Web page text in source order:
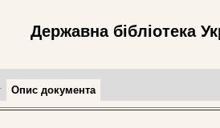
Державна бібліотека
Опис документа